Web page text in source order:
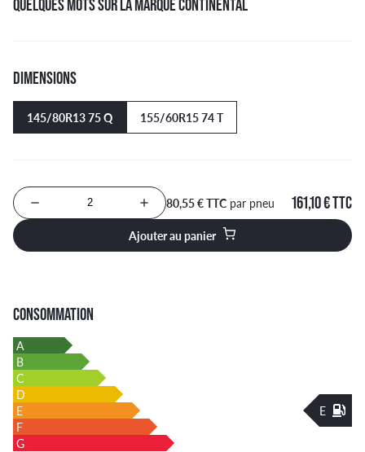
QUELQUES MOTS SUR LA MARQUE CONTINENTAL
DIMENSIONS
145/80R13 75 Q 155/60R15 74 T
Nombre de produits à ajouter au panier
80,55 € TTC par pneu 161,10 € TTC
Ajouter au panier
CONSOMMATION
A
B
C
D
E
E
F
G